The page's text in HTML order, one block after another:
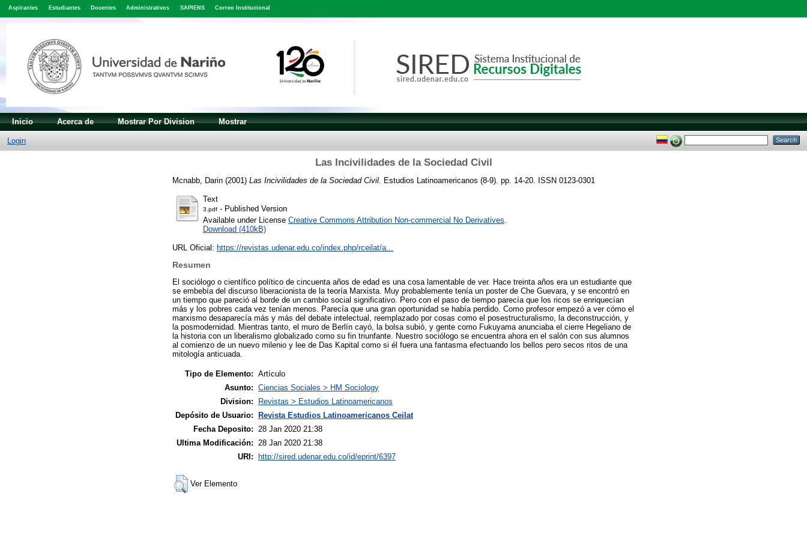
Aspirantes Estudiantes Docentes Administrativos SAPIENS Correo Institucional
Inicio Acerca de Mostrar Por Division Mostrar
Login
Las Incivilidades de la Sociedad Civil
Mcnabb, Darin (2001) Las Incivilidades de la Sociedad Civil. Estudios Latinoamericanos (8-9). pp. 14-20. ISSN 0123-0301
Text
3.pdf - Published Version
Available under License Creative Commons Attribution Non-commercial No Derivatives.
Download (410kB)
URL Oficial: https://revistas.udenar.edu.co/index.php/rceilat/a...
Resumen
El sociólogo o científico político de cincuenta años de edad es una cosa lamentable de ver. Hace treinta años era un estudiante que
se embebía del discurso liberacionista de la teoría Marxista. Muy probablemente tenía un poster de Che Guevara, y se encontró en
un tiempo que pareció al borde de un cambio social significativo. Pero con el paso de tiempo parecía que los ricos se enriquecían
más y los pobres cada vez tenían menos. Parecía que una gran oportunidad se había perdido. Como profesor empezó a ver cómo el
marxismo desaparecía más y más del debate intelectual, reemplazado por cosas como el posestructuralismo, la deconstrucción, y
la posmodernidad. Mientras tanto, el muro de Berlín cayó, la bolsa subió, y gente como Fukuyama anunciaba el cierre Hegeliano de
la historia con un liberalismo globalizado como su fin triunfante. Nuestro sociólogo se encuentra ahora en el salón con sus alumnos
al comienzo de un nuevo milenio y lee de Das Kapital como si él fuera una fantasma efectuando los bellos pero secos ritos de una
mitología anticuada.
Tipo de Elemento: Artículo
Asunto: Ciencias Sociales > HM Sociology
Division:
Revistas > Estudios Latinoamericanos
Depósito de Usuario: Revista Estudios Latinoamericanos Ceilat
Fecha Deposito:
28 Jan 2020 21:38
Ultima Modificación:
28 Jan 2020 21:38
URI: http://sired.udenar.edu.co/id/eprint/6397
Ver Elemento